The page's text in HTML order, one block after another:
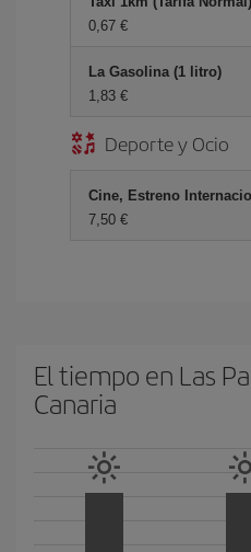
0,67
La Gasolina (1 litro)
1,83
Deporte y Ocio
Cine, Estreno
7,50
El tiempo en Las
Canaria